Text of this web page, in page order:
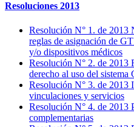
Resoluciones 2013
Resolución N° 1. de 2013
reglas de asignación de
y/o dispositivos médicos
Resolución N° 2. de 2013
derecho al uso del sistema
Resolución N° 3. de 2013
vinculaciones y servicios
Resolución N° 4. de 2013
complementarias